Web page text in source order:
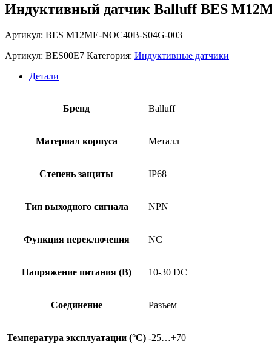
Индуктивный датчик Balluff BES
Артикул: BES M12ME-NOC40B-S04G-003
Артикул: BES00E7 Категория: Индуктивные датчики
Детали
Бренд Balluff
Материал корпуса Металл
Степень защиты IP68
Тип выходного сигнала NPN
Функция переключения NC
Напряжение питания (В) 10-30 DC
Соединение Разъем
Температура эксплуатации (°C) -25…+70